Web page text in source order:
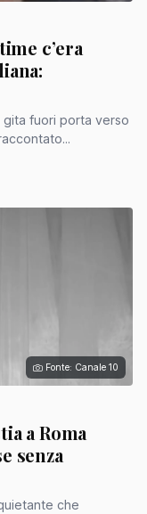
c’era
Fonte: Canale 10
a Roma
senza